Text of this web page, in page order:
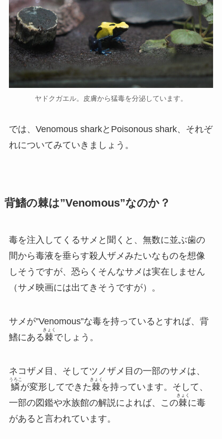
ヤドクガエル。皮膚から猛毒を分泌しています。
では、Venomous sharkとPoisonous shark、それぞ
れについてみていきましょう。
背鰭の棘は”Venomous”なのか？
毒を注入してくるサメと聞くと、無数に並ぶ歯の
間から毒液を垂らす殺人ザメみたいなものを想像
しそうですが、恐らくそんなサメは実在しません
（サメ映画には出てきそうですが）。
サメが”Venomous”な毒を持っているとすれば、背
鰭にある棘
きょく
でしょう。
ネコザメ目、そしてツノザメ目の一部のサメは、
鱗
うろこ
が変形してできた棘
きょく
を持っています。そして、
一部の図鑑や水族館の解説によれば、この棘
きょく
に毒
があると言われています。